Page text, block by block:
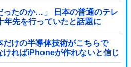
ったのか…」 日本の普通のテレ
年先を行っていたと話題に
けの半導体技術がこちらで
ればiPhoneが作れないと信じ